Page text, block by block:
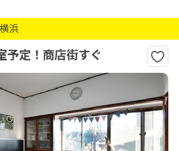
浜
予定！商店街すぐ